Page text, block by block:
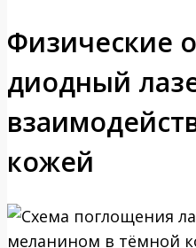
Физические
диодный
кожей